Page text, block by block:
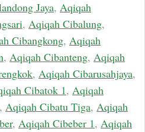
Jaya, Aqiqah
, Aqiqah Cibalung,
Cibangkong, Aqiqah
, Aqiqah Cibanteng, Aqiqah
, Aqiqah Cibarusahjaya,
Cibatok 1, Aqiqah
, Aqiqah Cibatu Tiga, Aqiqah
, Aqiqah Cibeber 1, Aqiqah